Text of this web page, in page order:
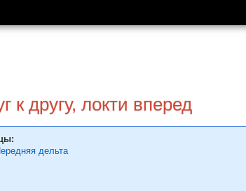
другу, локти вперед
дельта